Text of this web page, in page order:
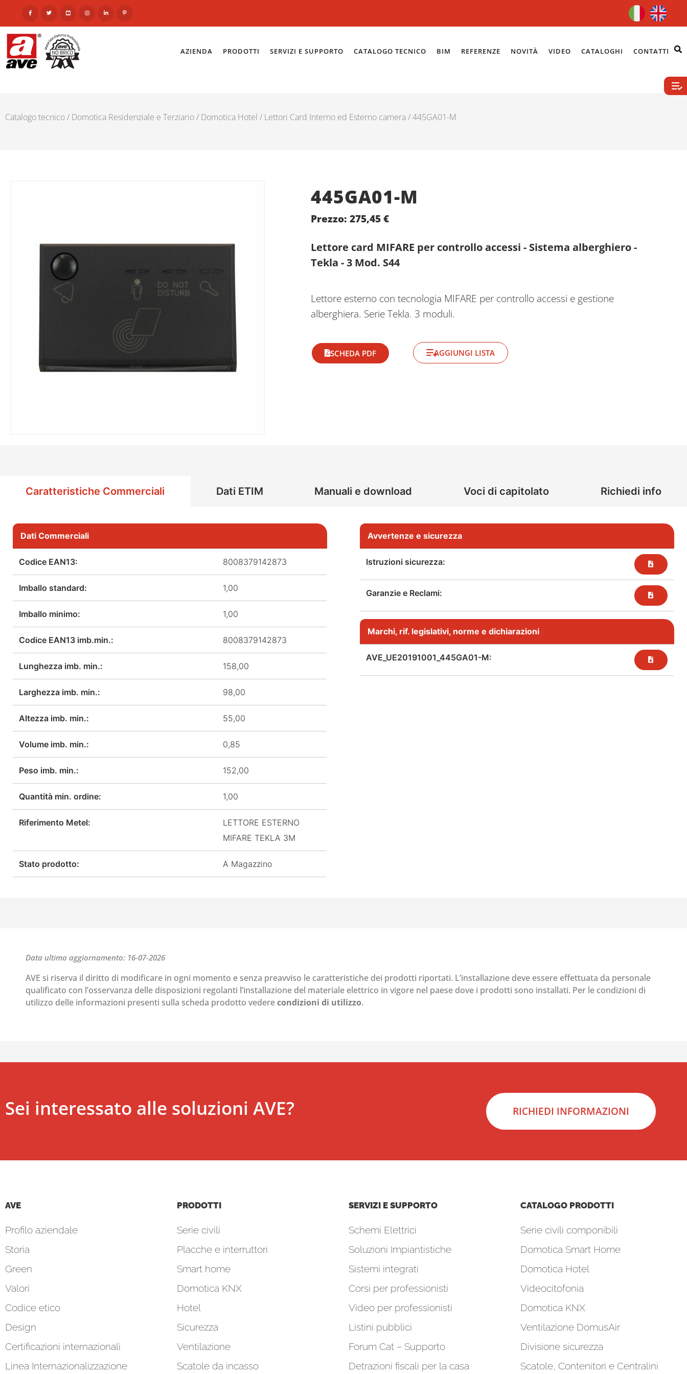
AZIENDA PRODOTTI SERVIZI E SUPPORTO CATALOGO TECNICO BIM REFERENZE NOVITÀ VIDEO CATALOGHI CONTATTI
Catalogo tecnico/ Domotica Residenziale e Terziario/ Domotica Hotel / Lettori Card Interno ed Esterno camera / 445GA01-M
445GA01-M
Prezzo: 275,45€
Lettore card MIFARE per controllo accessi - Sistema alberghiero -
Tekla - 3 Mod. S44
Lettore esterno con tecnologia MIFARE per controllo accessi e gestione
alberghiera. Serie Tekla. 3 moduli.
SCHEDA PDF AGGIUNGI LISTA
Caratteristiche Commerciali Dati ETIM Manuali e download Voci di capitolato Richiedi info
Dati Commerciali
Codice EAN13: 8008379142873
Imballo standard: 1,00
Imballo minimo: 1,00
Codice EAN13 imb.min.: 8008379142873
Lunghezza imb. min.: 158,00
Larghezza imb. min.: 98,00
Altezza imb. min.: 55,00
Volume imb. min.: 0,85
Peso imb. min.: 152,00
Quantità min. ordine: 1,00
Riferimento Metel:
LETTORE ESTERNO
MIFARE TEKLA 3M
Stato prodotto: A Magazzino
Avvertenze e sicurezza
Istruzioni sicurezza:
Garanzie e Reclami:
Marchi, rif. legislativi, norme e dichiarazioni
AVE_UE20191001_445GA01-M:
Data ultimo aggiornamento: 16-07-2026
AVE si riserva il diritto di modificare in ogni momento e senza preavviso le caratteristiche dei prodotti riportati. L’installazione deve essere effettuata da personale
qualificato con l’osservanza delle disposizioni regolanti l’installazione del materiale elettrico in vigore nel paese dove i prodotti sono installati. Per le condizioni di
utilizzo delle informazioni presenti sulla scheda prodotto vederecondizioni di utilizzo.
Sei interessato alle soluzioni AVE? RICHIEDI INFORMAZIONI
AVE
Profilo aziendale
Storia
Green
Valori
Codice etico
Design
Certificazioni internazionali
Linea Internazionalizzazione
PRODOTTI
Serie civili
Placche e interruttori
Smart home
Domotica KNX
Hotel
Sicurezza
Ventilazione
Scatole da incasso
SERVIZI E SUPPORTO
Schemi Elettrici
Soluzioni Impiantistiche
Sistemi integrati
Corsi per professionisti
Video per professionisti
Listini pubblici
Forum Cat – Supporto
Detrazioni fiscali per la casa
CATALOGO PRODOTTI
Serie civili componibili
Domotica Smart Home
Domotica Hotel
Videocitofonia
Domotica KNX
Ventilazione DomusAir
Divisione sicurezza
Scatole, Contenitori e Centralini